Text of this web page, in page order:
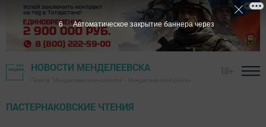
НОВОСТИ МЕНДЕЛЕЕВСКА
ПАСТЕРНАКОВСКИЕ ЧТЕНИЯ
5 Автоматическое закрытие баннера через